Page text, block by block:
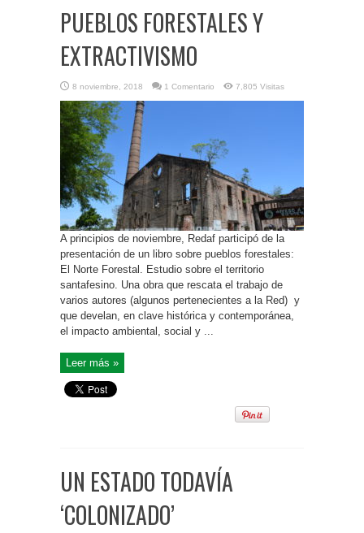
PUEBLOS FORESTALES Y
EXTRACTIVISMO
8 noviembre, 2018 1 Comentario 7,805 Visitas
A principios de noviembre, Redaf participó de la
presentación de un libro sobre pueblos forestales:
El Norte Forestal. Estudio sobre el territorio
santafesino. Una obra que rescata el trabajo de
varios autores (algunos pertenecientes a la Red) y
que develan, en clave histórica y contemporánea,
el impacto ambiental, social y ...
Leer más »
UN ESTADO TODAVÍA
‘COLONIZADO’